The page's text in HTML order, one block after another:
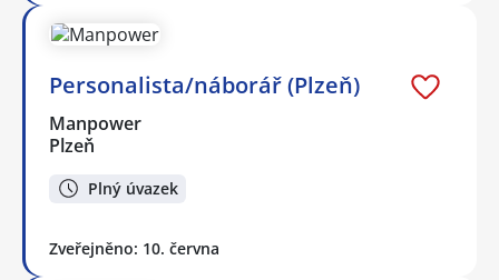
Personalista/náborář (Plzeň)
Manpower
Plzeň
Plný úvazek
Zveřejněno: 10. června